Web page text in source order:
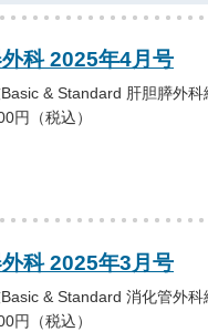
科 2025年4月号
& Standard 肝胆膵外科
円（税込）
科 2025年3月号
& Standard 消化管外科
円（税込）